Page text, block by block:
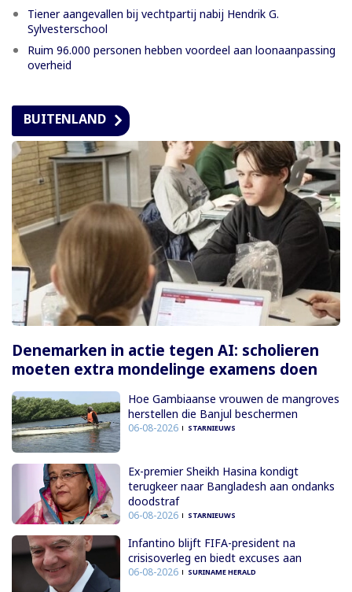
Tiener aangevallen bij vechtpartij nabij Hendrik G.
Sylvesterschool
Ruim 96.000 personen hebben voordeel aan loonaanpassing
overheid
BUITENLAND
Denemarken in actie tegen AI: scholieren
moeten extra mondelinge examens doen
Hoe Gambiaanse vrouwen de mangroves
herstellen die Banjul beschermen
06-08-2026 STARNIEUWS
Ex-premier Sheikh Hasina kondigt
terugkeer naar Bangladesh aan ondanks
doodstraf
06-08-2026 STARNIEUWS
Infantino blijft FIFA-president na
crisisoverleg en biedt excuses aan
06-08-2026 SURINAME HERALD